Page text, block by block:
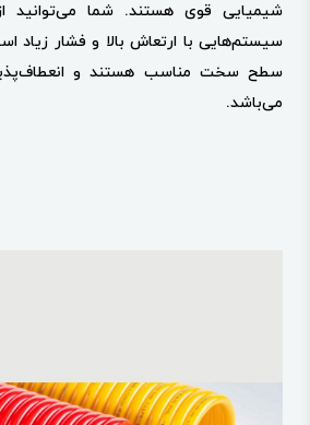
شیمیایی قوی هستند. شما می‌توانید
سیستم‌هایی با ارتعاش بالا و فشار زیاد
سطح سخت مناسب هستند و
می‌باشد.